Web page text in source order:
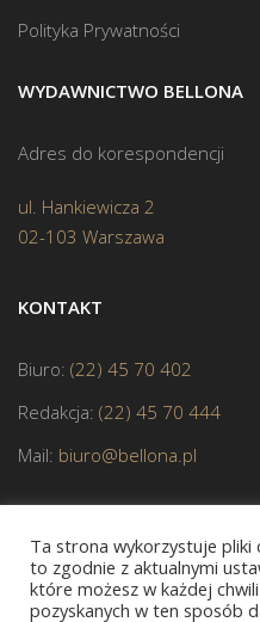
Polityka Prywatności
WYDAWNICTWO BELLONA
Adres do korespondencji
ul. Hankiewicza 2
02-103 Warszawa
KONTAKT
Biuro: (22) 45 70 402
Redakcja: (22) 45 70 444
Mail: biuro@bellona.pl
Ta strona wykorzystuje pliki
to zgodnie z aktualnymi
które możesz w każdej
pozyskanych w ten sposób